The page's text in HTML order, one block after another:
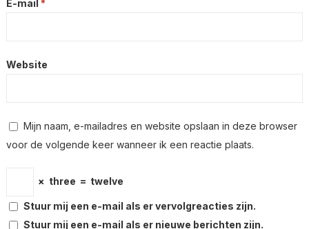
E-mail *
Website
Mijn naam, e-mailadres en website opslaan in deze browser
voor de volgende keer wanneer ik een reactie plaats.
× three = twelve
Stuur mij een e-mail als er vervolgreacties zijn.
Stuur mij een e-mail als er nieuwe berichten zijn.